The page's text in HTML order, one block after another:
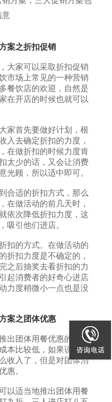
案之折扣促销
大家可以采取折扣促销
市场上常见的一种营销
餐饮店的欢迎，自然是
在开店的时候也就可以
家首先要做好计划，根
入去确定折扣的力度，
在做折扣的时候力度肯
太少的话，又会让消费
光顾，所以适中即可。
合适的折扣方式，那么
在做活动的前几天时，
依次降低折扣力度，这
吸引他们进店。
扣的方式。在做活动的
折扣力度是不确定的，
之后抽奖去看折扣的力
起消费者的好奇心进店
力度稍微小一点也是没
案之团体优惠
出团体用餐优惠的促销
本比较低，如果说对个
收入了，但是对团体消
惠。
以适当地推出团体用餐